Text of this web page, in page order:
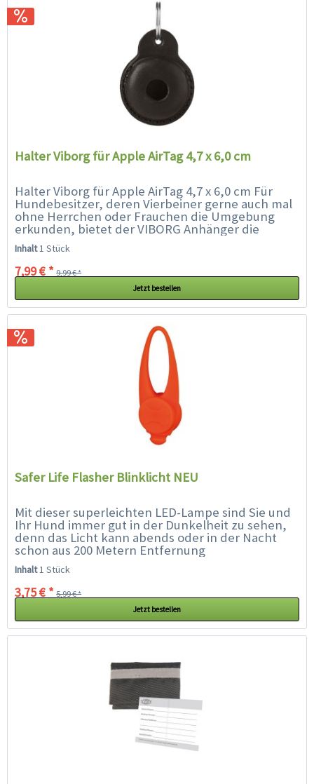
Halter Viborg für Apple AirTag 4,7 x 6,0 cm
Halter Viborg für Apple AirTag 4,7 x 6,0 cm Für
Hundebesitzer, deren Vierbeiner gerne auch mal
ohne Herrchen oder Frauchen die Umgebung
erkunden, bietet der VIBORG Anhänger die
perfekte Kombination aus Stil, Funktionalität
und...
Inhalt1 Stück
7,99 € * 9,99 € *
Jetzt bestellen
Safer Life Flasher Blinklicht NEU
Mit dieser superleichten LED-Lampe sind Sie und
Ihr Hund immer gut in der Dunkelheit zu sehen,
denn das Licht kann abends oder in der Nacht
schon aus 200 Metern Entfernung
wahrgenommen werden. Man kann zwischen
dauerhaftem und...
Inhalt1 Stück
3,75 € * 5,99 € *
Jetzt bestellen